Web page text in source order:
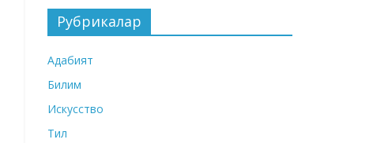
Рубрикалар
Адабият
Билим
Искусство
Тил